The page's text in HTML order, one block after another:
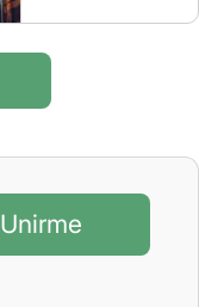
Unirme